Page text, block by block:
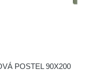
POSTEL 90X200